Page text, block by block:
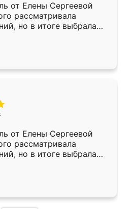
от Елены Сергеевой
рассматривала
но в итоге выбрала
условия, потом
всё спокойно объяснил
в срок, с
Качеством осталась
так, как и ожидала.
от Елены Сергеевой
рассматривала
но в итоге выбрала
условия, потом
всё спокойно объяснил
в срок, с